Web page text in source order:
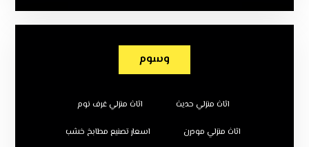
وسوم
اثاث منزلي حديث اثاث منزلي غرف نوم
اثاث منزلي مودرن اسعار تصنيع مطابخ خشب